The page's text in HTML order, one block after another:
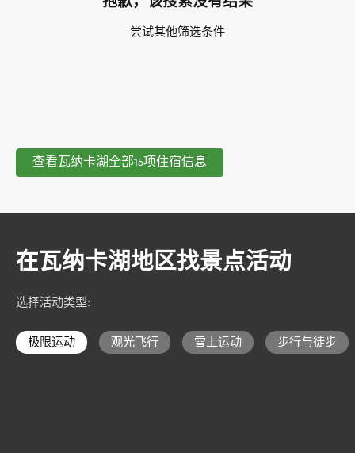
尝试其他筛选条件
查看瓦纳卡湖全部15项住宿信息
在瓦纳卡湖地区找景点活动
选择活动类型:
极限运动 观光飞行 雪上运动 步行与徒步